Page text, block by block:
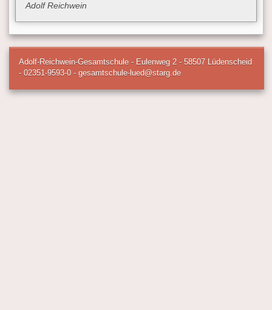
Adolf Reichwein
Adolf-Reichwein-Gesamtschule - Eulenweg 2 - 58507 Lüdenscheid
- 02351-9593-0 - gesamtschule-lued@starg.de